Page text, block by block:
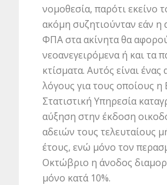
νομοθεσία, παρότι εκείνο
ακόμη συζητιούνταν εάν η
ΦΠΑ στα ακίνητα θα
νεοανεγειρόμενα ή και τα
κτίσματα. Αυτός είναι ένας
λόγους για τους οποίους η
Στατιστική Υπηρεσία
αύξηση στην έκδοση
αδειών τους τελευταίους
έτους, ενώ μόνο τον
Οκτώβριο η άνοδος
μόνο κατά 10%.